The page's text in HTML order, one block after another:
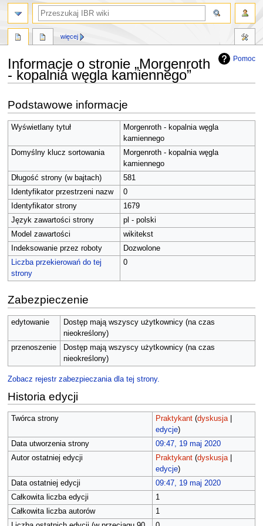
Pomoc
Informacje o stronie „Morgenroth
- kopalnia węgla kamiennego”
do
nawigacji
do
wyszukiwania
Podstawowe informacje
Wyświetlany tytuł
Morgenroth - kopalnia węgla
kamiennego
Domyślny klucz sortowania
Morgenroth - kopalnia węgla
kamiennego
Długość strony (w bajtach)
581
Identyfikator przestrzeni nazw
0
Identyfikator strony
1679
Język zawartości strony
pl - polski
Model zawartości
wikitekst
Indeksowanie przez roboty
Dozwolone
Liczba przekierowań do tej
strony
0
Zabezpieczenie
edytowanie
Dostęp mają wszyscy użytkownicy (na czas
nieokreślony)
przenoszenie
Dostęp mają wszyscy użytkownicy (na czas
nieokreślony)
Zobacz rejestr zabezpieczania dla tej strony.
Historia edycji
Twórca strony Praktykant (dyskusja|
edycje)
Data utworzenia strony
09:47, 19 maj 2020
Autor ostatniej edycji
Praktykant (dyskusja|
edycje)
Data ostatniej edycji
09:47, 19 maj 2020
Całkowita liczba edycji
1
Całkowita liczba autorów
1
więcej
szukaj